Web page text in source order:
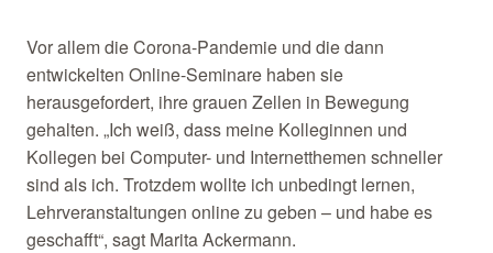
Vor allem die Corona-Pandemie und die dann
entwickelten Online-Seminare haben sie
herausgefordert, ihre grauen Zellen in Bewegung
gehalten. „Ich weiß, dass meine Kolleginnen und
Kollegen bei Computer- und Internetthemen schneller
sind als ich. Trotzdem wollte ich unbedingt lernen,
Lehrveranstaltungen online zu geben – und habe es
geschafft“, sagt Marita Ackermann.